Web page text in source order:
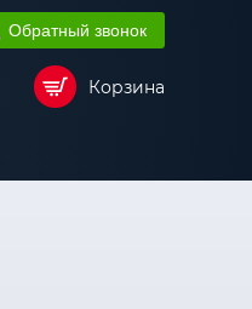
Обратный звонок
Корзина